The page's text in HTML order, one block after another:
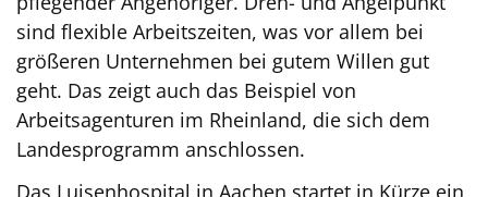
sind flexible Arbeitszeiten, was vor allem bei
größeren Unternehmen bei gutem Willen gut
geht. Das zeigt auch das Beispiel von
Arbeitsagenturen im Rheinland, die sich dem
Landesprogramm anschlossen.
Das Luisenhospital in Aachen startet in Kürze ein